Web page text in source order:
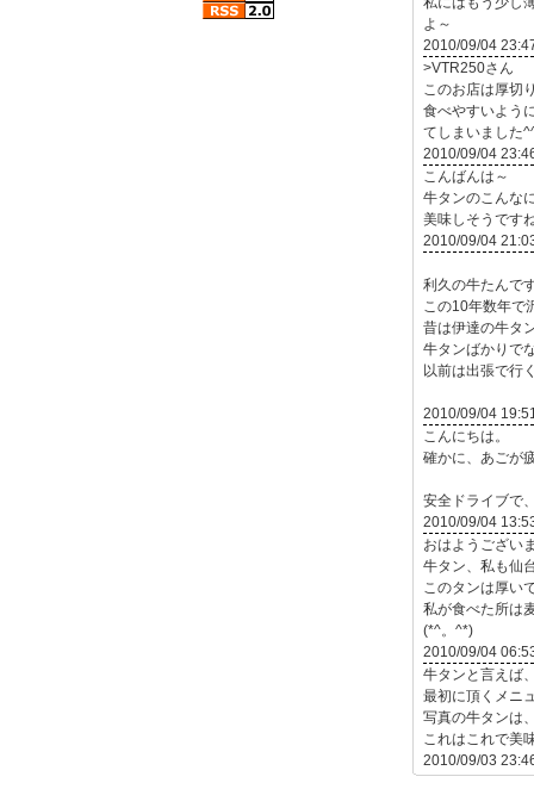
よ～
2010/09/04
>VTR250さん
このお店は厚切
食べやすいよう
てしまいました
2010/09/04
こんばんは～
牛タンのこんな
美味しそうです
2010/09/04
利久の牛たんで
この10年数年で
昔は伊達の牛タ
牛タンばかりで
以前は出張で行
2010/09/04
こんにちは。
確かに、あごが
安全ドライブで
2010/09/04
おはようござい
牛タン、私も仙
このタンは厚い
私が食べた所は
(*^。^*)
2010/09/04
牛タンと言えば
最初に頂くメニ
写真の牛タンは
これはこれで美
2010/09/03